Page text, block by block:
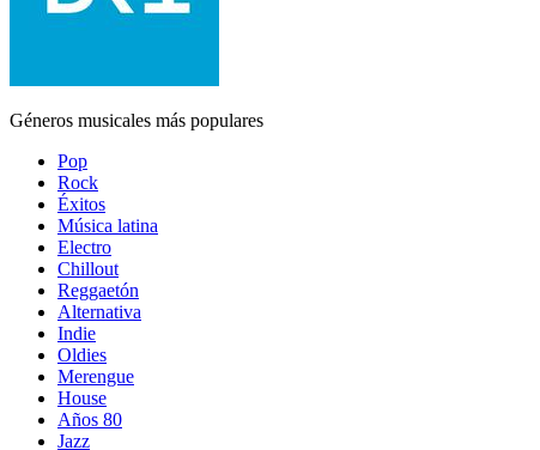
Géneros musicales más populares
Pop
Rock
Éxitos
Música latina
Electro
Chillout
Reggaetón
Alternativa
Indie
Oldies
Merengue
House
Años 80
Jazz